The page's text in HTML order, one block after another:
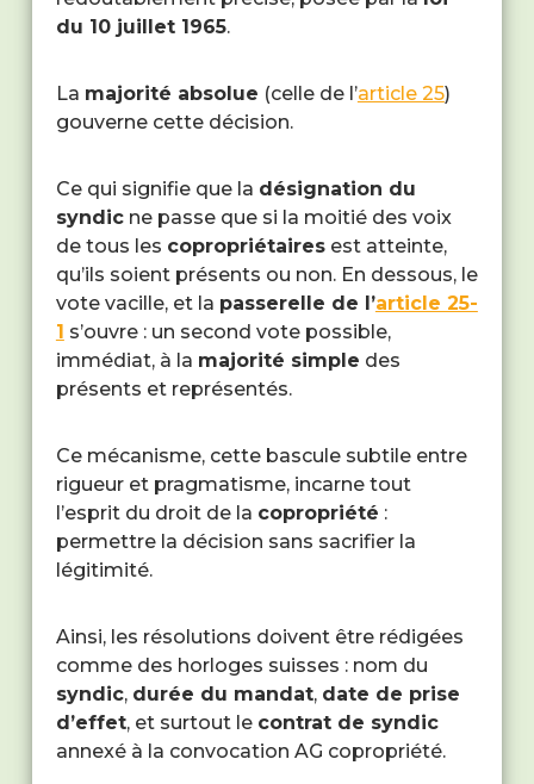
du 10 juillet 1965.
La majorité absolue (celle de l’article 25)
gouverne cette décision.
Ce qui signifie que la désignation du
syndicne passe que si la moitié des voix
de tous les copropriétairesest atteinte,
qu’ils soient présents ou non. En dessous, le
vote vacille, et la passerelle de l’article 25-
1 s’ouvre : un second vote possible,
immédiat, à la majorité simple des
présents et représentés.
Ce mécanisme, cette bascule subtile entre
rigueur et pragmatisme, incarne tout
l’esprit du droit de la copropriété :
permettre la décision sans sacrifier la
légitimité.
Ainsi, les résolutions doivent être rédigées
comme des horloges suisses : nom du
syndic, durée du mandat, date de prise
d’effet, et surtout le contrat de syndic
annexé à la convocation AG copropriété.